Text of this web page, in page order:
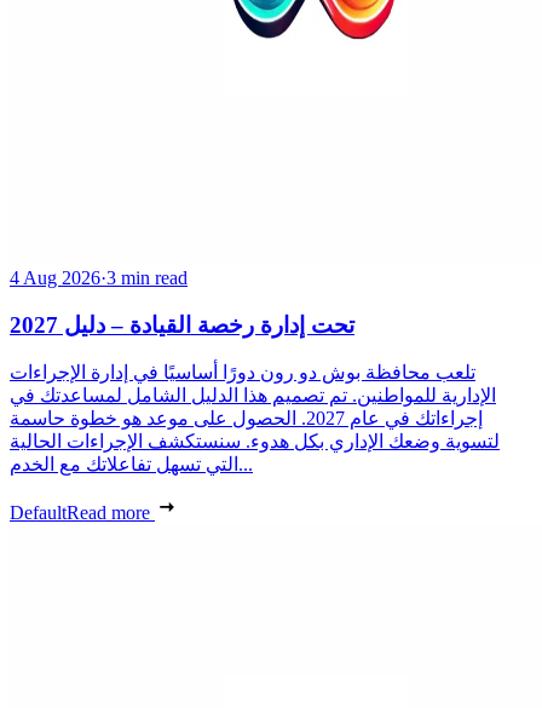
4 Aug 2026·3 min read
تحت إدارة رخصة القيادة – دليل 2027
تلعب محافظة بوش دو رون دورًا أساسيًا في إدارة الإجراءات
الإدارية للمواطنين. تم تصميم هذا الدليل الشامل لمساعدتك في
إجراءاتك في عام 2027. الحصول على موعد هو خطوة حاسمة
لتسوية وضعك الإداري بكل هدوء. سنستكشف الإجراءات الحالية
التي تسهل تفاعلاتك مع الخدم...
DefaultRead more